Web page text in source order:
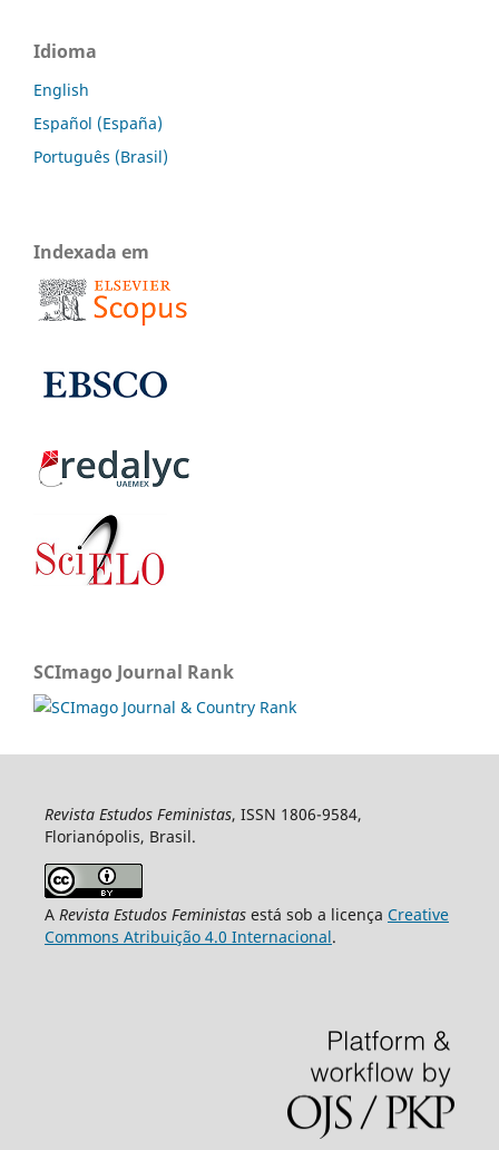
Idioma
English
Español (España)
Português (Brasil)
Indexada em
SCImago Journal Rank
Revista Estudos Feministas, ISSN 1806-9584,
Florianópolis, Brasil.
A Revista Estudos Feministasestá sob a licença Creative
Commons Atribuição 4.0 Internacional.